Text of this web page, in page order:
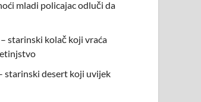
mladi policajac odluči da
starinski kolač koji vraća
starinski desert koji uvijek